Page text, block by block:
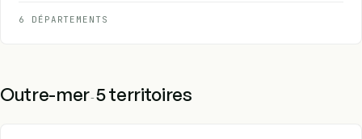
6 DÉPARTEMENTS
Outre-mer- 5 territoires